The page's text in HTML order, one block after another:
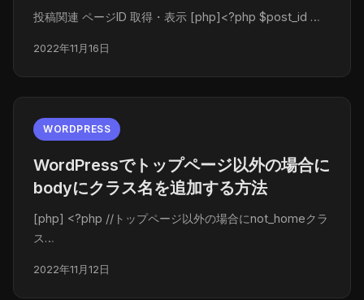
投稿関連 ページID 取得・表示 [php]<?php $post_id …
2022年11月16日
WORDPRESS
WordPressでトップページ以外の場合に
bodyにクラス名を追加する方法
[php] <?php //トップページ以外の場合にnot_homeクラ
ス…
2022年11月12日